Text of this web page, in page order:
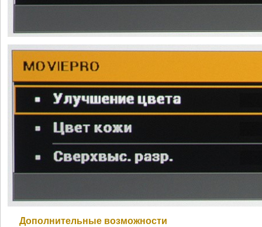
Дополнительные возможности